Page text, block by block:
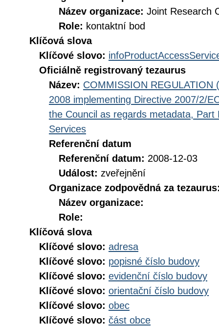
Název organizace: Joint Research
Role: kontaktní bod
Klíčová slova
Klíčové slovo:
Oficiálně registrovaný tezaurus
Název: COMMISSION REGULATION
2008 implementing Directive 2007/2/
the Council as regards metadata,
Services
Referenční datum
Referenční datum: 2008-12-03
Událost: zveřejnění
Organizace zodpovědná za
Název organizace:
Role:
Klíčová slova
Klíčové slovo: adresa
Klíčové slovo: popisné číslo budovy
Klíčové slovo: evidenční číslo budovy
Klíčové slovo: orientační číslo budovy
Klíčové slovo: obec
Klíčové slovo: část obce